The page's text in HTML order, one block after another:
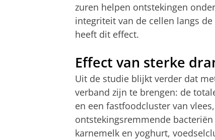
zuren helpen ontstekingen
integriteit van de cellen langs
heeft dit effect.
Effect van sterke
Uit de studie blijkt verder dat
verband zijn te brengen: de
en een fastfoodcluster van
ontstekingsremmende
karnemelk en yoghurt,